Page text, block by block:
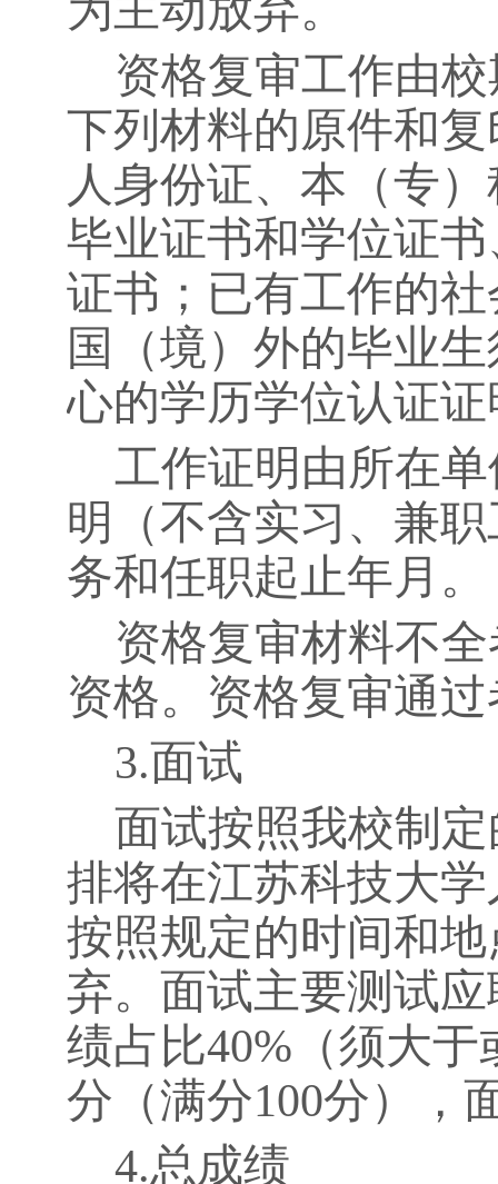
资格复审工作由
下列材料的原件和
人身份证、本（专
毕业证书和学位证
证书；已有工作的
国（境）外的毕业
心的学历学位认证
工作证明由所在
明（不含实习、兼
务和任职起止年月。
资格复审材料不
资格。资格复审通
3.面试
面试按照我校制
排将在江苏科技大
按照规定的时间和
弃。面试主要测试
绩占比40% （须大
分（满分100分），
4.总成绩